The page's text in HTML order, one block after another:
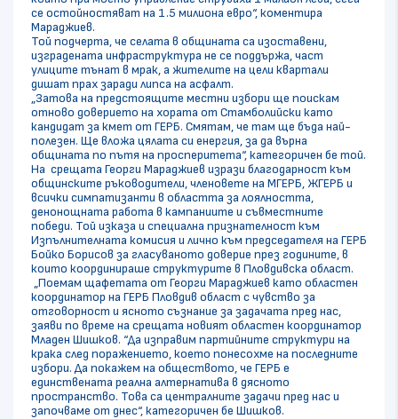
се остойностяват на 1.5 милиона евро“, коментира
Мараджиев.
Той подчерта, че селата в общината са изоставени,
изградената инфраструктура не се поддържа, част
улиците тънат в мрак, а жителите на цели квартали
дишат прах заради липса на асфалт.
„Затова на предстоящите местни избори ще поискам
отново доверието на хората от Стамболийски като
кандидат за кмет от ГЕРБ. Смятам, че там ще бъда най-
полезен. Ще вложа цялата си енергия, за да върна
общината по пътя на просперитета“, категоричен бе той.
На срещата Георги Мараджиев изрази благодарност към
общинските ръководители, членовете на МГЕРБ, ЖГЕРБ и
всички симпатизанти в областта за лоялността,
денонощната работа в кампаниите и съвместните
победи. Той изказа и специална признателност към
Изпълнителната комисия и лично към председателя на ГЕРБ
Бойко Борисов за гласуваното доверие през годините, в
които координираше структурите в Пловдивска област.
„Поемам щафетата от Георги Мараджиев като областен
координатор на ГЕРБ Пловдив област с чувство за
отговорност и ясното съзнание за задачата пред нас,
заяви по време на срещата новият областен координатор
Младен Шишков. “Да изправим партийните структури на
крака след поражението, което понесохме на последните
избори. Да покажем на обществото, че ГЕРБ е
единствената реална алтернатива в дясното
пространство. Това са централните задачи пред нас и
започваме от днес“, категоричен бе Шишков.